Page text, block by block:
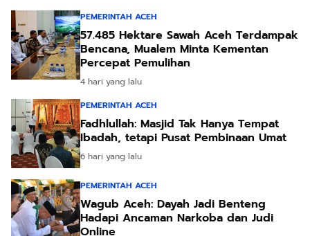
PEMERINTAH ACEH
57.485 Hektare Sawah Aceh Terdampak
Bencana, Mualem Minta Kementan
Percepat Pemulihan
4 hari yang lalu
PEMERINTAH ACEH
Fadhlullah: Masjid Tak Hanya Tempat
Ibadah, tetapi Pusat Pembinaan Umat
6 hari yang lalu
PEMERINTAH ACEH
Wagub Aceh: Dayah Jadi Benteng
Hadapi Ancaman Narkoba dan Judi
Online